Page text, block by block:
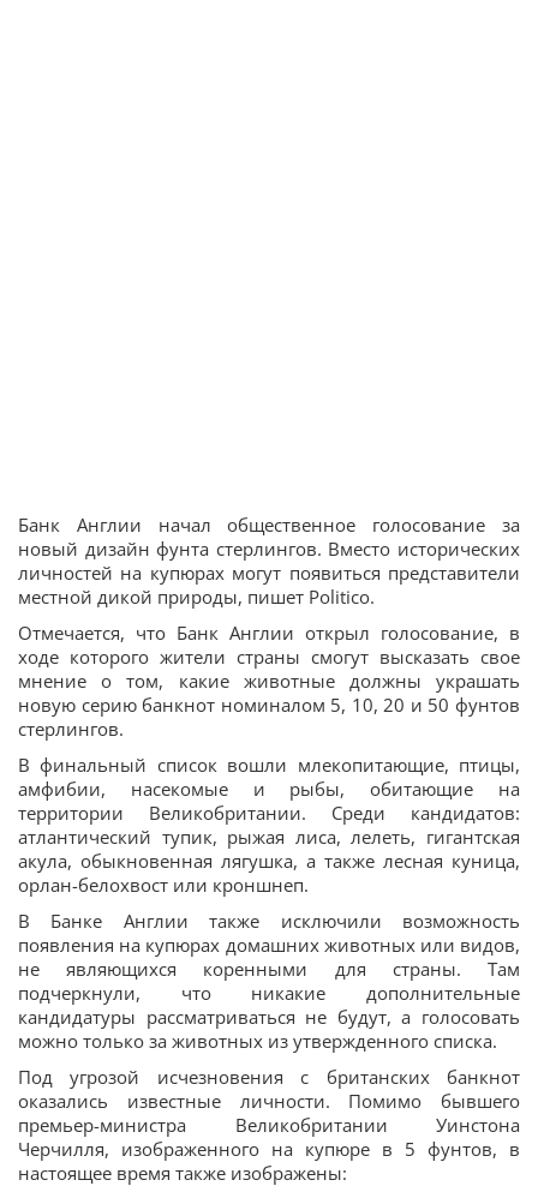
Банк Англии начал общественное голосование за
новый дизайн фунта стерлингов. Вместо исторических
личностей на купюрах могут появиться представители
местной дикой природы, пишет Politico.
Отмечается, что Банк Англии открыл голосование, в
ходе которого жители страны смогут высказать свое
мнение о том, какие животные должны украшать
новую серию банкнот номиналом 5, 10, 20 и 50 фунтов
стерлингов.
В финальный список вошли млекопитающие, птицы,
амфибии, насекомые и рыбы, обитающие на
территории Великобритании. Среди кандидатов:
атлантический тупик, рыжая лиса, лелеть, гигантская
акула, обыкновенная лягушка, а также лесная куница,
орлан-белохвост или кроншнеп.
В Банке Англии также исключили возможность
появления на купюрах домашних животных или видов,
не являющихся коренными для страны. Там
подчеркнули, что никакие дополнительные
кандидатуры рассматриваться не будут, а голосовать
можно только за животных из утвержденного списка.
Под угрозой исчезновения с британских банкнот
оказались известные личности. Помимо бывшего
премьер-министра Великобритании Уинстона
Черчилля, изображенного на купюре в 5 фунтов, в
настоящее время также изображены: